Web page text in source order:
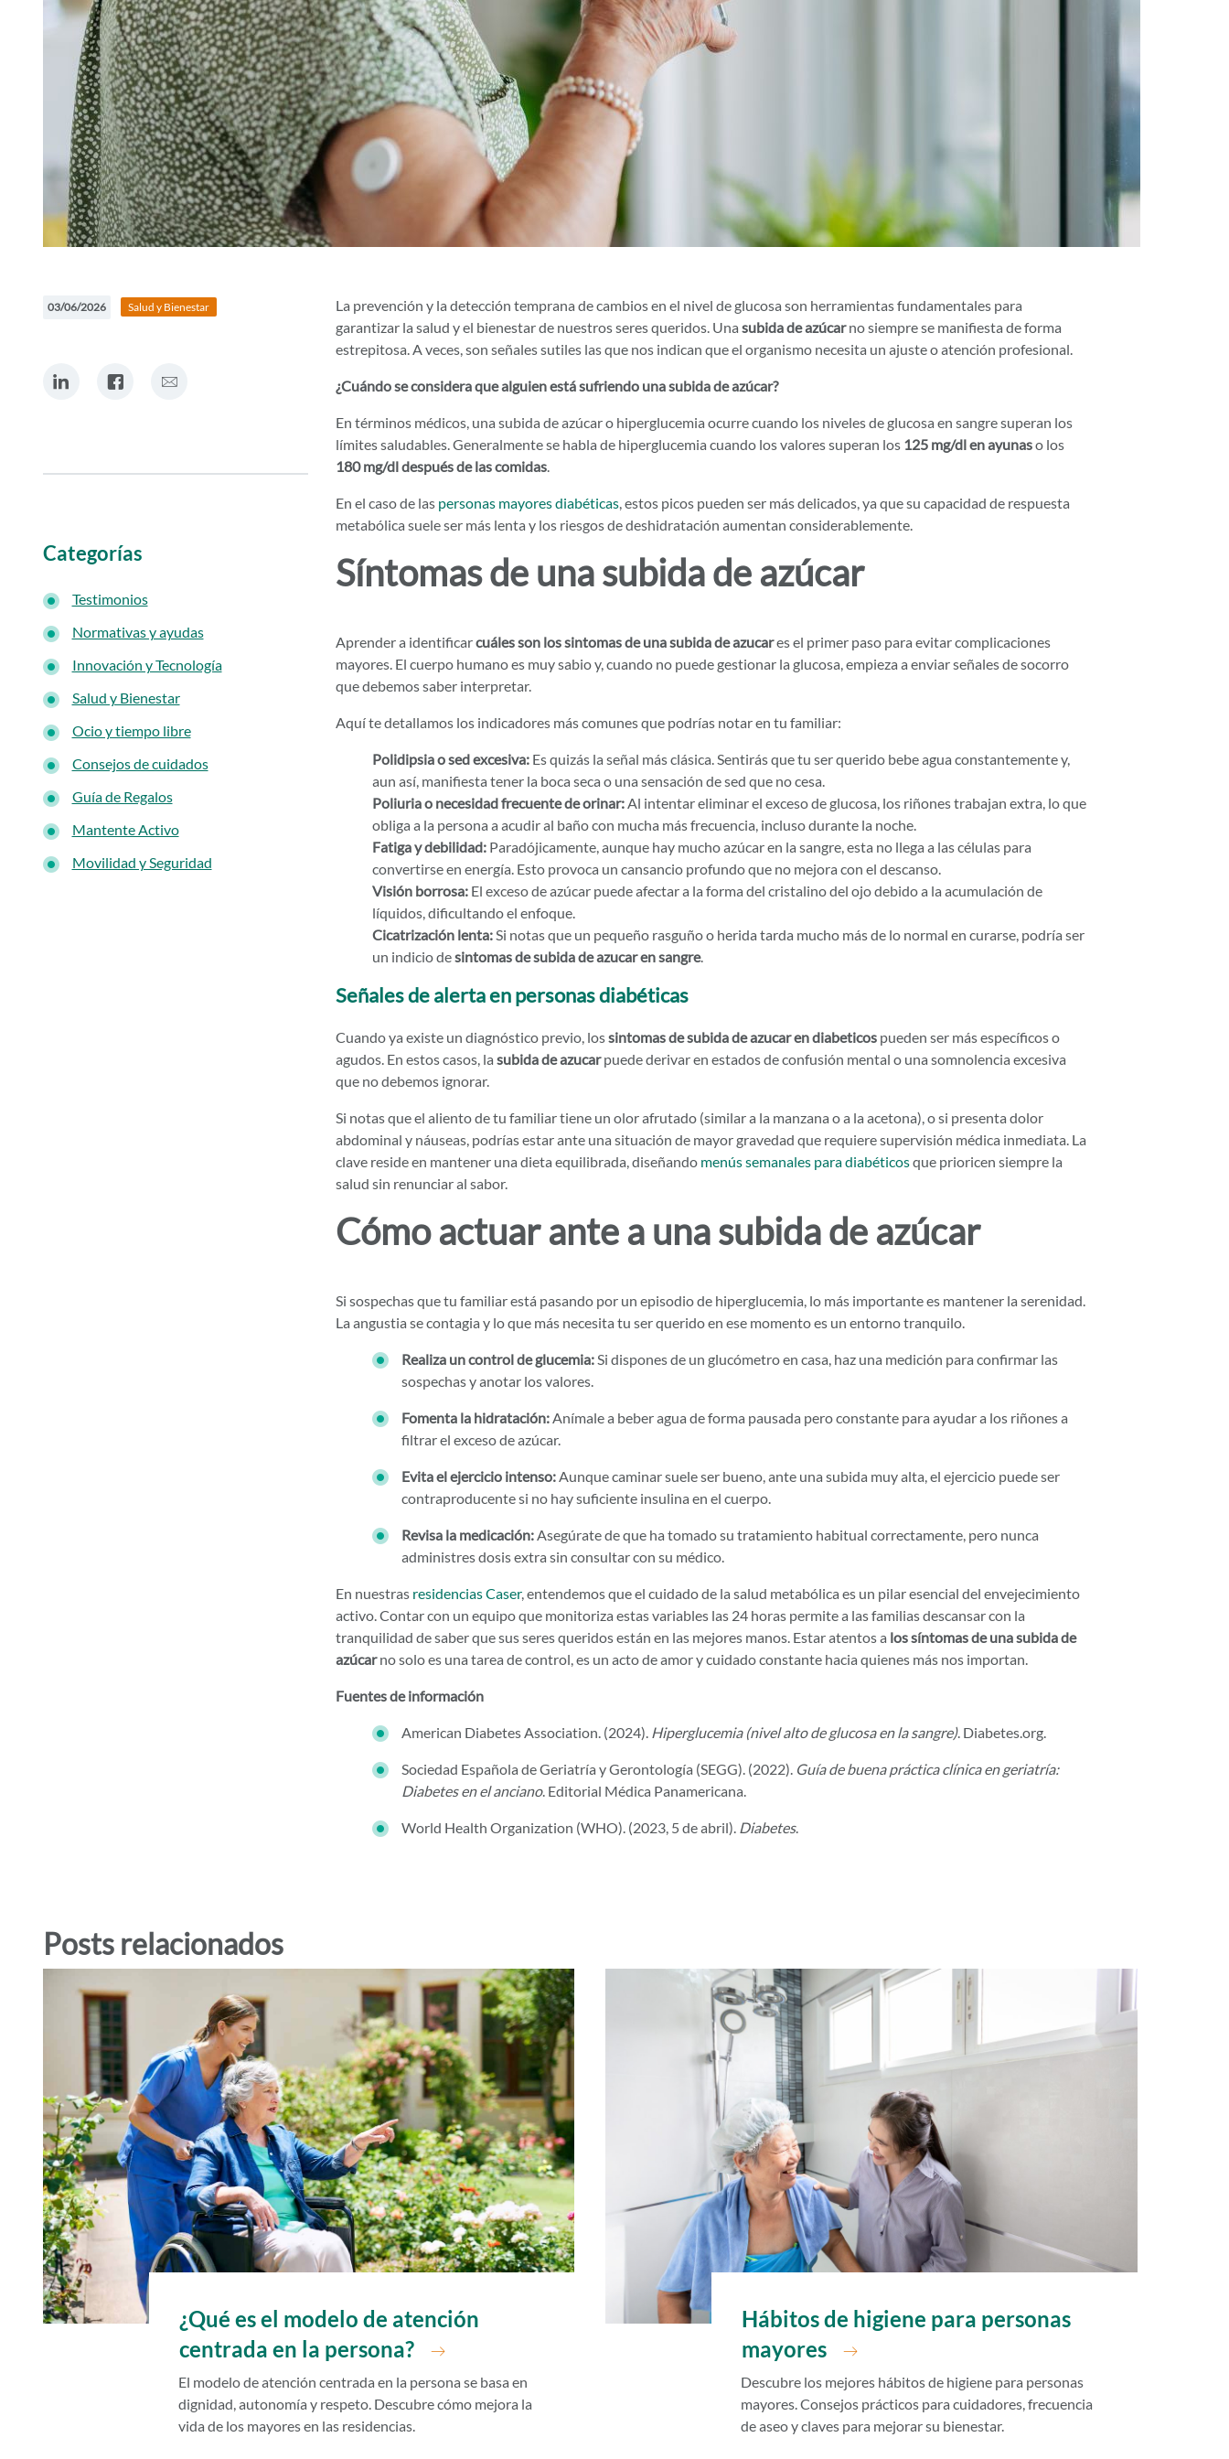
03/06/2026 Salud y Bienestar
comparte en Linkedin
comparte en Facebook
comparte por Correo electrónico
Categorías
Testimonios
Normativas y ayudas
Innovación y Tecnología
Salud y Bienestar
Ocio y tiempo libre
Consejos de cuidados
Guía de Regalos
Mantente Activo
Movilidad y Seguridad
La prevención y la detección temprana de cambios en el nivel de glucosa son herramientas fundamentales para
garantizar la salud y el bienestar de nuestros seres queridos. Una subida de azúcarno siempre se manifiesta de forma
estrepitosa. A veces, son señales sutiles las que nos indican que el organismo necesita un ajuste o atención profesional.
¿Cuándo se considera que alguien está sufriendo una subida de azúcar?
En términos médicos, una subida de azúcar o hiperglucemia ocurre cuando los niveles de glucosa en sangre superan los
límites saludables. Generalmente se habla de hiperglucemia cuando los valores superan los 125 mg/dl en ayunaso los
180 mg/dl después de las comidas.
En el caso de las personas mayores diabéticas, estos picos pueden ser más delicados, ya que su capacidad de respuesta
metabólica suele ser más lenta y los riesgos de deshidratación aumentan considerablemente.
Síntomas de una subida de azúcar
Aprender a identificarcuáles son los sintomas de una subida de azucares el primer paso para evitar complicaciones
mayores. El cuerpo humano es muy sabio y, cuando no puede gestionar la glucosa, empieza a enviar señales de socorro
que debemos saber interpretar.
Aquí te detallamos los indicadores más comunes que podrías notar en tu familiar:
Polidipsia o sed excesiva:Es quizás la señal más clásica. Sentirás que tu ser querido bebe agua constantemente y,
aun así, manifiesta tener la boca seca o una sensación de sed que no cesa.
Poliuria o necesidad frecuente de orinar:Al intentar eliminar el exceso de glucosa, los riñones trabajan extra, lo que
obliga a la persona a acudir al baño con mucha más frecuencia, incluso durante la noche.
Fatiga y debilidad:Paradójicamente, aunque hay mucho azúcar en la sangre, esta no llega a las células para
convertirse en energía. Esto provoca un cansancio profundo que no mejora con el descanso.
Visión borrosa:El exceso de azúcar puede afectar a la forma del cristalino del ojo debido a la acumulación de
líquidos, dificultando el enfoque.
Cicatrización lenta:Si notas que un pequeño rasguño o herida tarda mucho más de lo normal en curarse, podría ser
un indicio desintomas de subida de azucar en sangre.
Señales de alerta en personas diabéticas
Cuando ya existe un diagnóstico previo, lossintomas de subida de azucar en diabeticospueden ser más específicos o
agudos. En estos casos, la subida de azucarpuede derivar en estados de confusión mental o una somnolencia excesiva
que no debemos ignorar.
Si notas que el aliento de tu familiar tiene un olor afrutado (similar a la manzana o a la acetona), o si presenta dolor
abdominal y náuseas, podrías estar ante una situación de mayor gravedad que requiere supervisión médica inmediata. La
clave reside en mantener una dieta equilibrada, diseñando menús semanales para diabéticosque prioricen siempre la
salud sin renunciar al sabor.
Cómo actuar ante a una subida de azúcar
Si sospechas que tu familiar está pasando por un episodio de hiperglucemia, lo más importante es mantener la serenidad.
La angustia se contagia y lo que más necesita tu ser querido en ese momento es un entorno tranquilo.
Realiza un control de glucemia:Si dispones de un glucómetro en casa, haz una medición para confirmar las
sospechas y anotar los valores.
Fomenta la hidratación:Anímale a beber agua de forma pausada pero constante para ayudar a los riñones a
filtrar el exceso de azúcar.
Evita el ejercicio intenso:Aunque caminar suele ser bueno, ante una subida muy alta, el ejercicio puede ser
contraproducente si no hay suficiente insulina en el cuerpo.
Revisa la medicación:Asegúrate de que ha tomado su tratamiento habitual correctamente, pero nunca
administres dosis extra sin consultar con su médico.
En nuestras residencias Caser, entendemos que el cuidado de la salud metabólica es un pilar esencial del envejecimiento
activo. Contar con un equipo que monitoriza estas variables las 24 horas permite a las familias descansar con la
tranquilidad de saber que sus seres queridos están en las mejores manos. Estar atentos a los síntomas de una subida de
azúcarno solo es una tarea de control, es un acto de amor y cuidado constante hacia quienes más nos importan.
Fuentes de información
American Diabetes Association. (2024). Hiperglucemia (nivel alto de glucosa en la sangre). Diabetes.org.
Sociedad Española de Geriatría y Gerontología (SEGG). (2022). Guía de buena práctica clínica en geriatría:
Diabetes en el anciano. Editorial Médica Panamericana.
World Health Organization (WHO). (2023, 5 de abril). Diabetes.
Posts relacionados
¿Qué es el modelo de atención
centrada en la persona?
El modelo de atención centrada en la persona se basa en
dignidad, autonomía y respeto. Descubre cómo mejora la
vida de los mayores en las residencias.
Hábitos de higiene para personas
mayores
Descubre los mejores hábitos de higiene para personas
mayores. Consejos prácticos para cuidadores, frecuencia
de aseo y claves para mejorar su bienestar.